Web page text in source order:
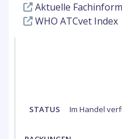
Aktuelle
WHO ATCvet Index
STATUS Im Handel